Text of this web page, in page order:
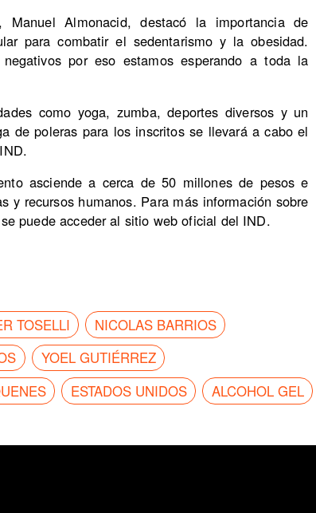
Almonacid, destacó la importancia de
para combatir el sedentarismo y la obesidad.
por eso estamos esperando a toda la
como yoga, zumba, deportes diversos y un
de poleras para los inscritos se llevará a cabo el
asciende a cerca de 50 millones de pesos e
y recursos humanos. Para más información sobre
puede acceder al sitio web oficial del IND.
TOSELLI
NICOLAS BARRIOS
YOEL GUTIÉRREZ
ESTADOS UNIDOS
ALCOHOL GEL